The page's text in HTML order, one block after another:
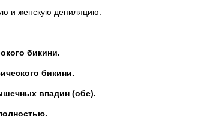
и женскую депиляцию.
бикини.
бикини.
впадин (обе).